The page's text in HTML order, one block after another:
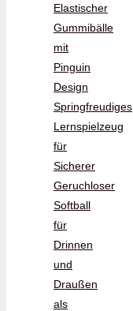
Elastischer
Gummibälle
mit
Pinguin
Design
Springfreudiges
Lernspielzeug
für
Sicherer
Geruchloser
Softball
für
Drinnen
und
Draußen
als